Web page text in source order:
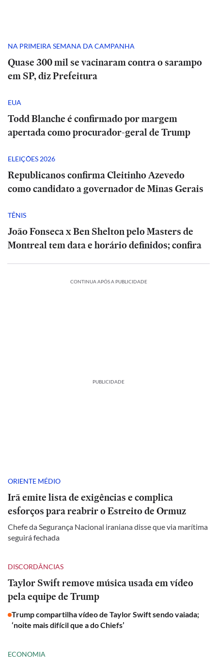
NA PRIMEIRA SEMANA DA CAMPANHA
Quase 300 mil se vacinaram contra o sarampo
em SP, diz Prefeitura
EUA
Todd Blanche é confirmado por margem
apertada como procurador-geral de Trump
ELEIÇÕES 2026
Republicanos confirma Cleitinho Azevedo
como candidato a governador de Minas Gerais
TÊNIS
João Fonseca x Ben Shelton pelo Masters de
Montreal tem data e horário definidos; confira
CONTINUA APÓS A PUBLICIDADE
PUBLICIDADE
ORIENTE MÉDIO
Irã emite lista de exigências e complica
esforços para reabrir o Estreito de Ormuz
Chefe da Segurança Nacional iraniana disse que via marítima
seguirá fechada
DISCORDÂNCIAS
Taylor Swift remove música usada em vídeo
pela equipe de Trump
Trump compartilha vídeo de Taylor Swift sendo vaiada;
‘noite mais difícil que a do Chiefs’
ECONOMIA